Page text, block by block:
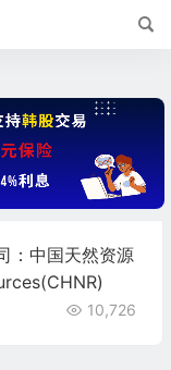
：中国天然资源
10,726